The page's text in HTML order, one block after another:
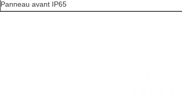
Panneau avant IP65